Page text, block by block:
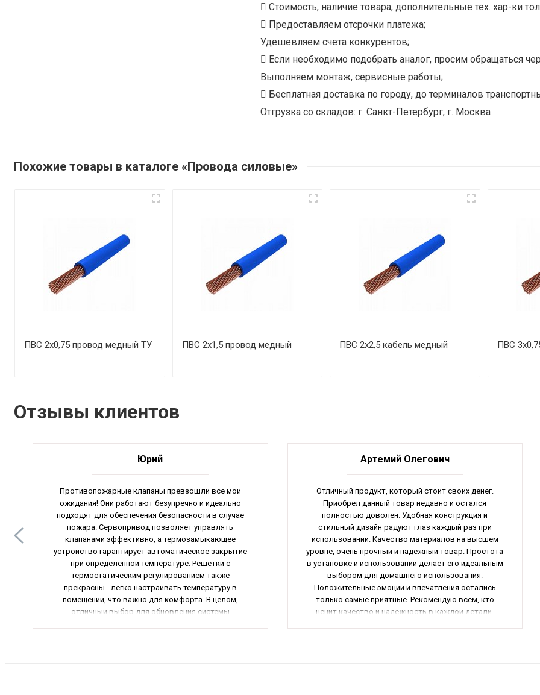
Стоимость, наличие товара, дополнительные тех. хар-ки
Предоставляем отсрочки платежа;
Удешевляем счета конкурентов;
Если необходимо подобрать аналог, просим обращаться
Выполняем монтаж, сервисные работы;
Бесплатная доставка по городу, до терминалов
Отгрузка со складов: г. Санкт-Петербург, г. Москва
Похожие товары в каталоге «Провода силовые»
ПВС 2х0,75 провод медный ТУ ПВС 2х1,5 провод медный ПВС 2х2,5 кабель медный ПВС
Отзывы клиентов
Юрий
Противопожарные клапаны превзошли все мои
ожидания! Они работают безупречно и идеально
подходят для обеспечения безопасности в случае
пожара. Сервопривод позволяет управлять
клапанами эффективно, а термозамыкающее
устройство гарантирует автоматическое закрытие
при определенной температуре. Решетки с
термостатическим регулированием также
прекрасны - легко настраивать температуру в
помещении, что важно для комфорта. В целом,
отличный выбор для обновления системы
Артемий Олегович
Отличный продукт, который стоит своих денег.
Приобрел данный товар недавно и остался
полностью доволен. Удобная конструкция и
стильный дизайн радуют глаз каждый раз при
использовании. Качество материалов на высшем
уровне, очень прочный и надежный товар. Простота
в установке и использовании делает его идеальным
выбором для домашнего использования.
Положительные эмоции и впечатления остались
только самые приятные. Рекомендую всем, кто
ценит качество и надежность в каждой детали.